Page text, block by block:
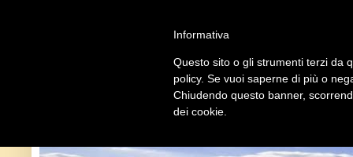
Informativa
Questo sito o gli strumenti terzi da
policy. Se vuoi saperne di più o
Chiudendo questo banner,
dei cookie.